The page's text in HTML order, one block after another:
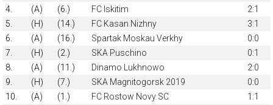
4.
(A) (6.) FC Iskitim
2:1
5.
(H) (14.) FC Kasan Nizhny
3:1
6.
(A) (16.) Spartak Moskau Verkhy
0:0
7.
(H) (2.) SKA Puschino
0:1
8.
(A) (11.) Dinamo Lukhnowo
2:0
9.
(H) (7.) SKA Magnitogorsk 2019
0:0
10.
(A) (1.) FC Rostow Novy SC
1:1